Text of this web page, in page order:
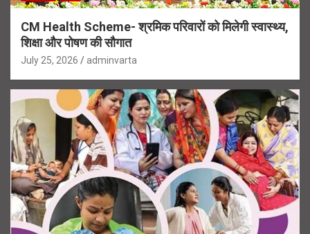
CM Health Scheme- श्रमिक परिवारों को मिलेगी स्वास्थ्य,
शिक्षा और पोषण की सौगात
July 25, 2026 adminvarta